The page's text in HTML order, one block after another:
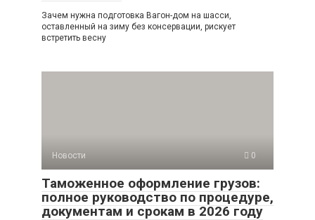
Зачем нужна подготовка Вагон-дом на шасси,
оставленный на зиму без консервации, рискует
встретить весну
Новости 0
Таможенное оформление грузов:
полное руководство по процедуре,
документам и срокам в 2026 году